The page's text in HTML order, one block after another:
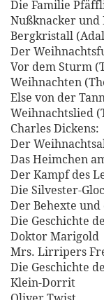
Die Familie
Nußknacker und
Bergkristall
Der
Vor dem Sturm
Weihnachten
Else von der
Weihnachtslied
Charles Dickens:
Der
Das Heimchen
Der Kampf des
Die Silvester-
Der Behexte
Die Geschichte
Doktor Marigold
Mrs. Lirripers
Die Geschichte
Klein-Dorrit